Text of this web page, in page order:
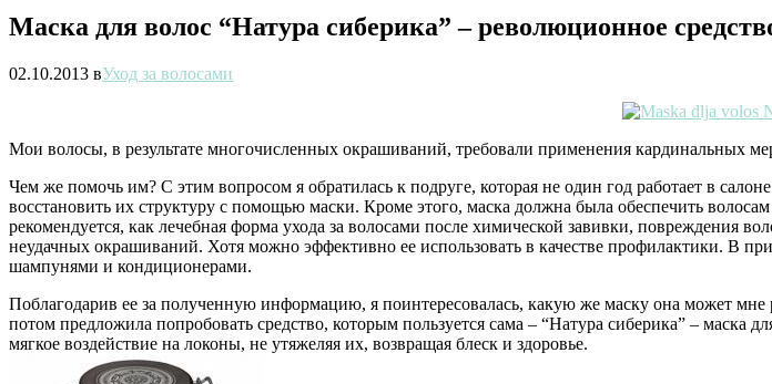
Маска для волос “Натура сиберика” – революционное
02.10.2013 вУход за волосами
Мои волосы, в результате многочисленных окрашиваний, требовали применения кардинальных
Чем же помочь им? С этим вопросом я обратилась к подруге, которая не один год работает в
восстановить их структуру с помощью маски. Кроме этого, маска должна была обеспечить
рекомендуется, как лечебная форма ухода за волосами после химической завивки,
неудачных окрашиваний. Хотя можно эффективно ее использовать в качестве профилактики. В
шампунями и кондиционерами.
Поблагодарив ее за полученную информацию, я поинтересовалась, какую же маску она может мне
потом предложила попробовать средство, которым пользуется сама – “Натура сиберика” – маска
мягкое воздействие на локоны, не утяжеляя их, возвращая блеск и здоровье.